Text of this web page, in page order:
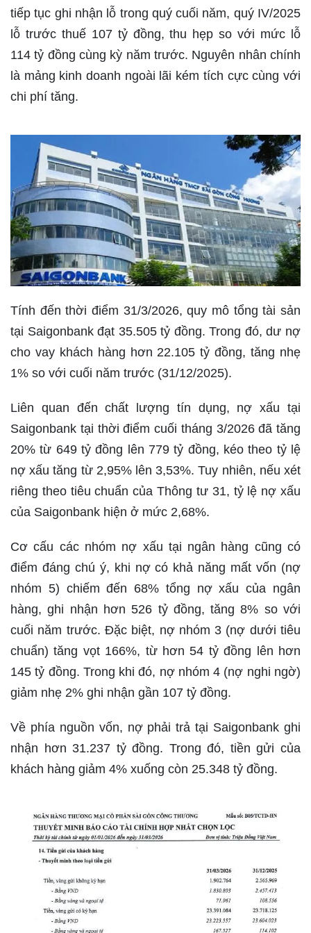
tiếp tục ghi nhận lỗ trong quý cuối năm, quý IV/2025
lỗ trước thuế 107 tỷ đồng, thu hẹp so với mức lỗ
114 tỷ đồng cùng kỳ năm trước. Nguyên nhân chính
là mảng kinh doanh ngoài lãi kém tích cực cùng với
chi phí tăng.
Tính đến thời điểm 31/3/2026, quy mô tổng tài sản
tại Saigonbank đạt 35.505 tỷ đồng. Trong đó, dư nợ
cho vay khách hàng hơn 22.105 tỷ đồng, tăng nhẹ
1% so với cuối năm trước (31/12/2025).
Liên quan đến chất lượng tín dụng, nợ xấu tại
Saigonbank tại thời điểm cuối tháng 3/2026 đã tăng
20% từ 649 tỷ đồng lên 779 tỷ đồng, kéo theo tỷ lệ
nợ xấu tăng từ 2,95% lên 3,53%. Tuy nhiên, nếu xét
riêng theo tiêu chuẩn của Thông tư 31, tỷ lệ nợ xấu
của Saigonbank hiện ở mức 2,68%.
Cơ cấu các nhóm nợ xấu tại ngân hàng cũng có
điểm đáng chú ý, khi nợ có khả năng mất vốn (nợ
nhóm 5) chiếm đến 68% tổng nợ xấu của ngân
hàng, ghi nhận hơn 526 tỷ đồng, tăng 8% so với
cuối năm trước. Đặc biệt, nợ nhóm 3 (nợ dưới tiêu
chuẩn) tăng vọt 166%, từ hơn 54 tỷ đồng lên hơn
145 tỷ đồng. Trong khi đó, nợ nhóm 4 (nợ nghi ngờ)
giảm nhẹ 2% ghi nhận gần 107 tỷ đồng.
Về phía nguồn vốn, nợ phải trả tại Saigonbank ghi
nhận hơn 31.237 tỷ đồng. Trong đó, tiền gửi của
khách hàng giảm 4% xuống còn 25.348 tỷ đồng.